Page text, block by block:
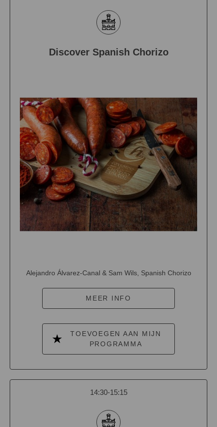
Discover Spanish Chorizo
Alejandro Álvarez-Canal & Sam Wils, Spanish Chorizo
MEER INFO
TOEVOEGEN AAN MIJN
PROGRAMMA
14:30-15:15